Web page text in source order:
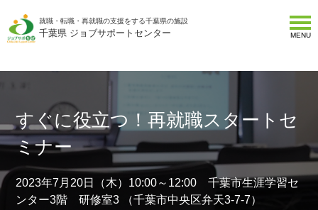
就職・転職・再就職の支援をする千葉県の施設
千葉県 ジョブサポートセンター MENU
すぐに役立つ！再就職スタートセ
ミナー
2023年7月20日（木）10:00～12:00 千葉市生涯学習セ
ンター3階 研修室3 （千葉市中央区弁天3-7-7）